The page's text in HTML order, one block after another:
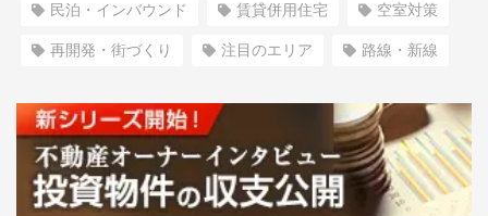
民泊・インバウンド 賃貸併用住宅 空室対策
再開発・街づくり 注目のエリア 路線・新線